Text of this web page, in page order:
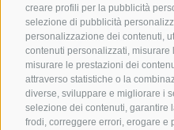
creare profili per la pubblicità
selezione di pubblicità
personalizzazione dei contenuti,
contenuti personalizzati,
misurare le prestazioni dei
attraverso statistiche o la
diverse, sviluppare e migliorare i
selezione dei contenuti, garantire
frodi, correggere errori, erogare e